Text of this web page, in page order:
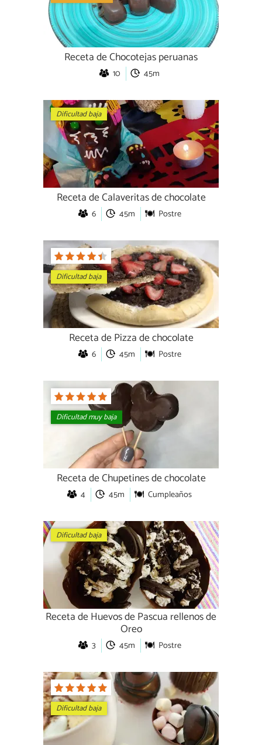
Receta de Chocotejas peruanas
10 45m
Dificultad baja
Receta de Calaveritas de chocolate
6 45m Postre
Dificultad baja
Receta de Pizza de chocolate
6 45m Postre
Dificultad muy baja
Receta de Chupetines de chocolate
4 45m Cumpleaños
Dificultad baja
Receta de Huevos de Pascua rellenos de
Oreo
3 45m Postre
Dificultad baja